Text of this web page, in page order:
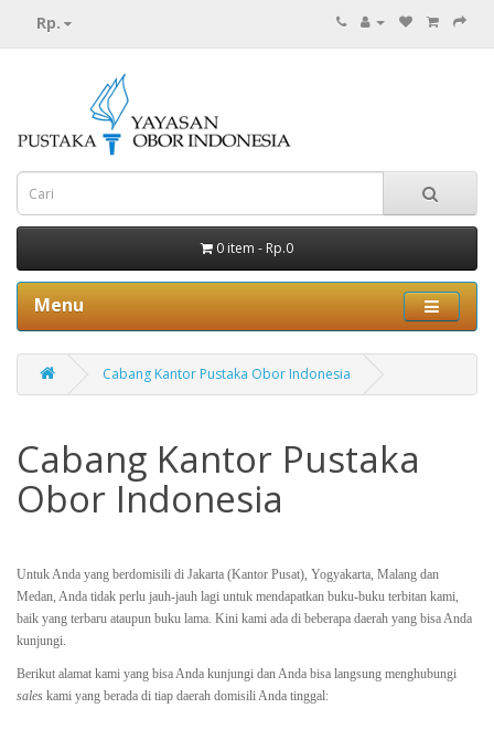
Rp.
0 item - Rp.0
Menu
Cabang Kantor Pustaka Obor Indonesia
Cabang Kantor Pustaka
Obor Indonesia
Untuk Anda yang berdomisili di Jakarta (Kantor Pusat), Yogyakarta, Malang dan
Medan, Anda tidak perlu jauh-jauh lagi untuk mendapatkan buku-buku terbitan kami,
baik yang terbaru ataupun buku lama. Kini kami ada di beberapa daerah yang bisa Anda
kunjungi.
Berikut alamat kami yang bisa Anda kunjungi dan Anda bisa langsung menghubungi
sales kami yang berada di tiap daerah domisili Anda tinggal: